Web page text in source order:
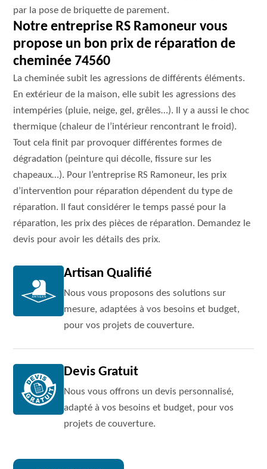
par la pose de briquette de parement.
Notre entreprise RS Ramoneur vous
propose un bon prix de réparation de
cheminée 74560
La cheminée subit les agressions de différents éléments.
En extérieur de la maison, elle subit les agressions des
intempéries (pluie, neige, gel, grêles…). Il y a aussi le choc
thermique (chaleur de l’intérieur rencontrant le froid).
Tout cela finit par provoquer différentes formes de
dégradation (peinture qui décolle, fissure sur les
chapeaux…). Pour l’entreprise RS Ramoneur, les prix
d’intervention pour réparation dépendent du type de
réparation. Il faut considérer le temps passé pour la
réparation, les prix des pièces de réparation. Demandez le
devis pour avoir les détails des prix.
Artisan Qualifié
Nous vous proposons des solutions sur
mesure, adaptées à vos besoins et budget,
pour vos projets de couverture.
Devis Gratuit
Nous vous offrons un devis personnalisé,
adapté à vos besoins et budget, pour vos
projets de couverture.